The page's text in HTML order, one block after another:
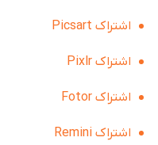
اشتراک Picsart
اشتراک Pixlr
اشتراک Fotor
اشتراک Remini